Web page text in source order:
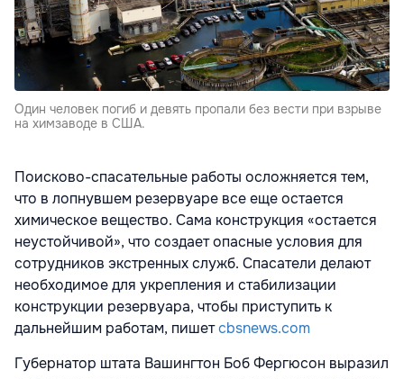
Один человек погиб и девять пропали без вести при взрыве
на химзаводе в США.
Поисково-спасательные работы осложняется тем,
что в лопнувшем резервуаре все еще остается
химическое вещество. Сама конструкция «остается
неустойчивой», что создает опасные условия для
сотрудников экстренных служб. Спасатели делают
необходимое для укрепления и стабилизации
конструкции резервуара, чтобы приступить к
дальнейшим работам, пишетcbsnews.com
Губернатор штата Вашингтон Боб Фергюсон выразил